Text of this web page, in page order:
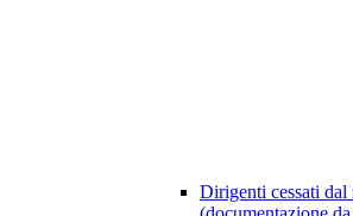
Dirigenti cessati